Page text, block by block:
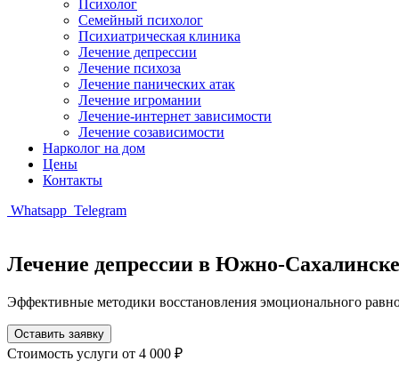
Психолог
Семейный психолог
Психиатрическая клиника
Лечение депрессии
Лечение психоза
Лечение панических атак
Лечение игромании
Лечение-интернет зависимости
Лечение созависимости
Нарколог на дом
Цены
Контакты
Whatsapp Telegram
Лечение депрессии в Южно-Сахалинске
Эффективные методики восстановления эмоционального
Оставить заявку
Стоимость услуги от 4 000 ₽